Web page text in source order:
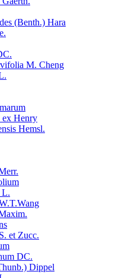
(Benth.) Hara
M. Cheng
ex Henry
Hemsl.
L.
et Zucc.
DC.
Dippel